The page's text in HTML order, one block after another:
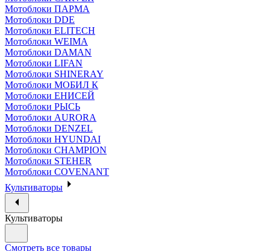
Мотоблоки ПАРМА
Мотоблоки DDE
Мотоблоки ELITECH
Мотоблоки WEIMA
Мотоблоки DAMAN
Мотоблоки LIFAN
Мотоблоки SHINERAY
Мотоблоки МОБИЛ К
Мотоблоки ЕНИСЕЙ
Мотоблоки РЫСЬ
Мотоблоки AURORA
Мотоблоки DENZEL
Мотоблоки HYUNDAI
Мотоблоки CHAMPION
Мотоблоки STEHER
Мотоблоки COVENANT
Культиваторы
Культиваторы
Смотреть все товары